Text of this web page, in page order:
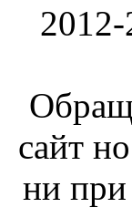
сайт
ни при